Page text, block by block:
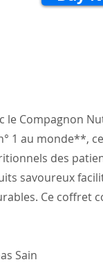
le Compagnon
1 au monde**,
des
savoureux
Ce coffret
Sain